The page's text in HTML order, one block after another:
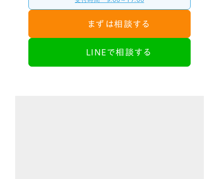
まずは相談する
LINEで相談する